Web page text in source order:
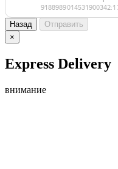
Назад
Отправить
×
Express Delivery
внимание